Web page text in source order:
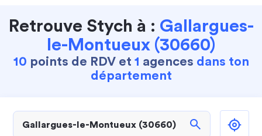
Retrouve Stych à : Gallargues-
le-Montueux (30660)
10 points de RDV et 1 agences dans ton
département
search